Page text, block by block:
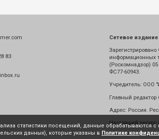
83
Сетевое издание
информационных
(Роскомнадзор)
ФС77-60943.
Учредитель: ООО
Главный
Адрес: Россия.
Настоящий
статистики посещений, данные
данных), которые указаны в Политике